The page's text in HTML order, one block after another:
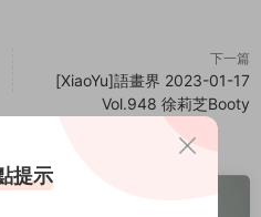
下一篇
[XiaoYu]語畫界 2023-01-17
Vol.948 徐莉芝Booty
提示